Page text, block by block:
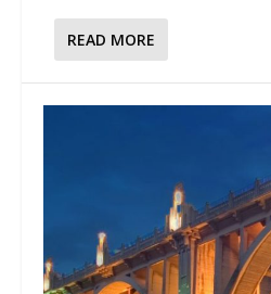
READ MORE